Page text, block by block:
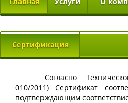
Сертификация
Согласно
010/2011) Сертификат
подтверждающим